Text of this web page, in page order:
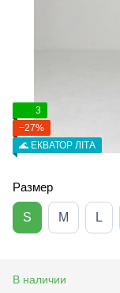
3
−27%
🌊 ЕКВАТОР ЛІТА
Размер
S M L
В наличии